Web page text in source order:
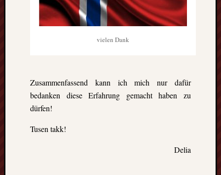
vielen Dank
Zusammenfassend kann ich mich nur dafür
bedanken diese Erfahrung gemacht haben zu
dürfen!
Tusen takk!
Delia